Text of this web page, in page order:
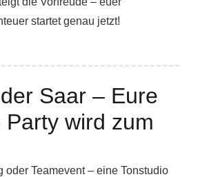
startet genau jetzt!
Saar – Eure
Party wird zum
oder Teamevent – eine Tonstudio